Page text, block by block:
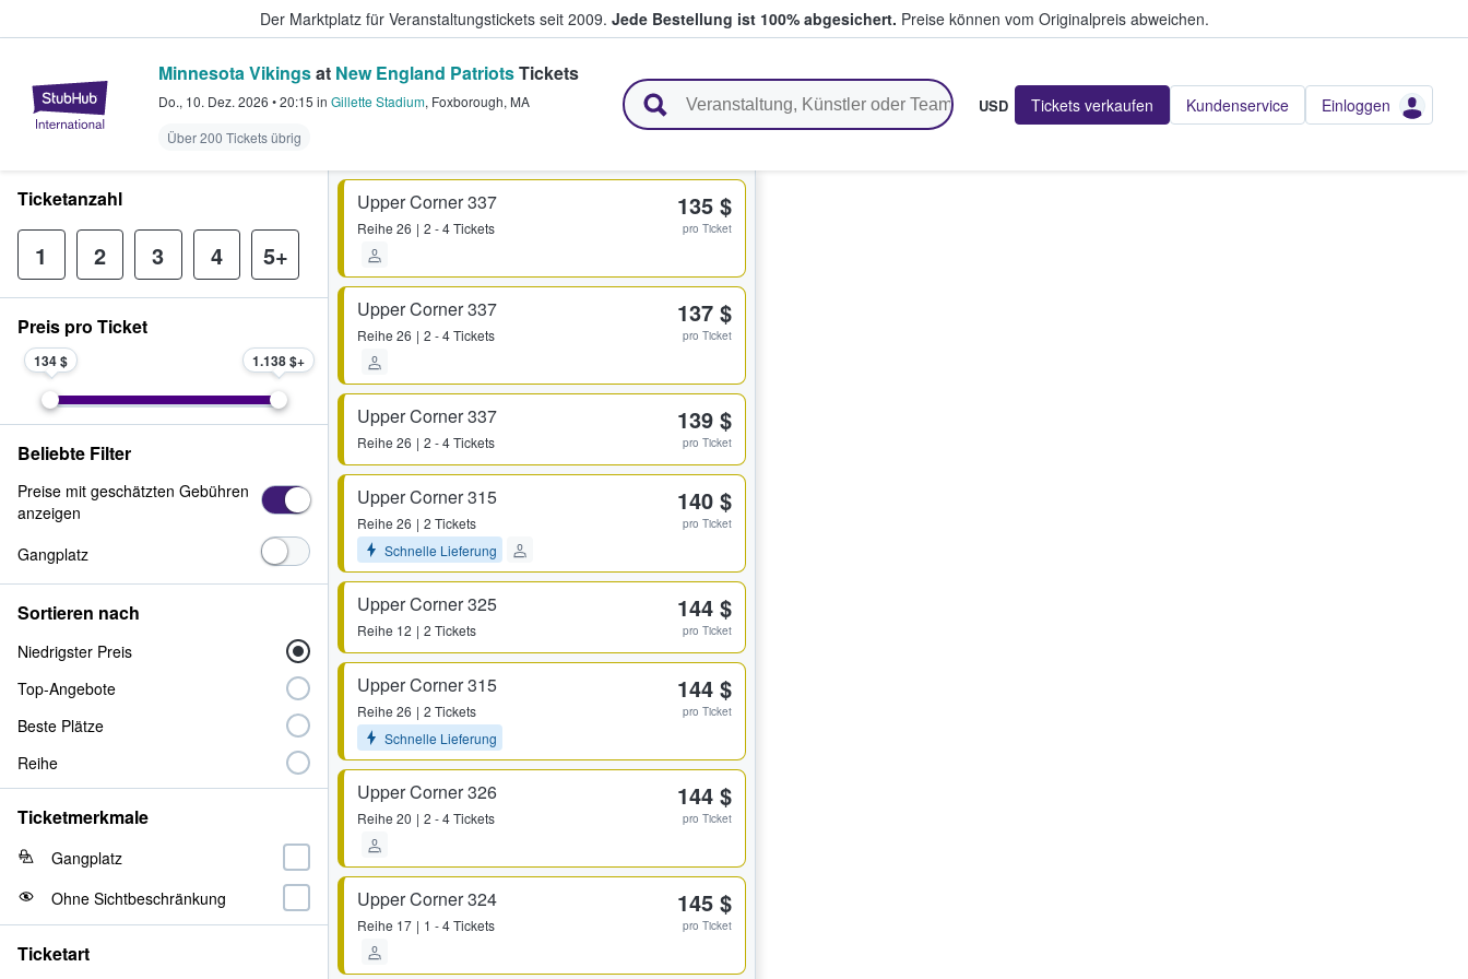
Der Marktplatz für Veranstaltungstickets seit 2009. Jede Bestellung ist 100% abgesichert. Preise können vom Originalpreis abweichen.
StubHub - Wo Fans Tickets kaufen & verkaufen
Minnesota Vikingsat New England PatriotsTickets
Do., 10. Dez. 2026 •20:15 in Gillette Stadium, Foxborough, MA
Über 200 Tickets übrig
USD Tickets verkaufen Kundenservice Einloggen
Upper Corner 337
Reihe 26 2 - 4 Tickets
135 $
pro Ticket
Upper Corner 337
Reihe 26 2 - 4 Tickets
137 $
pro Ticket
Upper Corner 337
Reihe 26 2 - 4 Tickets
139 $
pro Ticket
Upper Corner 315
Reihe 26
2 Tickets
Schnelle Lieferung
140 $
pro Ticket
Upper Corner 325
Reihe 12 2 Tickets
144 $
pro Ticket
Upper Corner 315
Reihe 26
2 Tickets
Schnelle Lieferung
144 $
pro Ticket
Upper Corner 326
Reihe 20 2 - 4 Tickets
144 $
pro Ticket
Upper Corner 324
Reihe 17 1 - 4 Tickets
145 $
pro Ticket
Ticketanzahl
1 2 3 4 5+
Preis pro Ticket
134 $ 1.138 $
Beliebte Filter
Preise mit geschätzten Gebühren
anzeigen
Gangplatz
Sortieren nach
Niedrigster Preis
Top-Angebote
Beste Plätze
Reihe
Ticketmerkmale
Gangplatz
Ohne Sichtbeschränkung
Ticketart